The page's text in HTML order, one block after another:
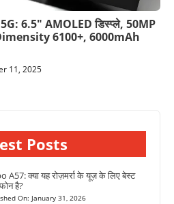
6.5″ AMOLED डिस्प्ले, 50MP
6100+, 6000mAh
11, 2025
Posts
A57: क्या यह रोज़मर्रा के यूज़ के लिए बेस्ट
है?
On: January 31, 2026